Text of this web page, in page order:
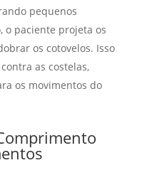
pequenos
o paciente projeta os
os cotovelos. Isso
as costelas,
os movimentos do